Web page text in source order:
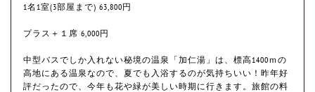
1名1室(3部屋まで) 63,800円
プラス＋１席 6,000円
中型バスでしか入れない秘境の温泉「加仁湯」は、標高1400ｍの
高地にある温泉なので、夏でも入浴するのが気持ちいい！昨年好
評だったので、今年も花や緑が美しい時期に行きます。旅館の料